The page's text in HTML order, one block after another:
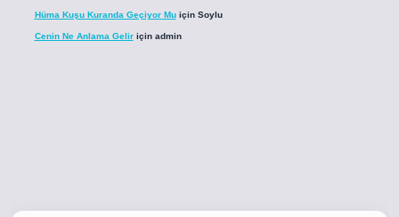
Hüma Kuşu Kuranda Geçiyor Muiçin Soylu
Cenin Ne Anlama Geliriçin admin